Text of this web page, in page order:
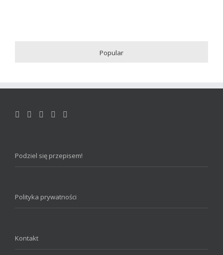
Popular
Podziel się przepisem!
Polityka prywatności
Kontakt